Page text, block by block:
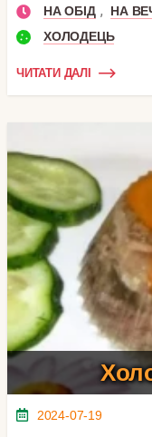
НА ОБІД , НА
ХОЛОДЕЦЬ
ЧИТАТИ ДАЛІ
2024-07-19